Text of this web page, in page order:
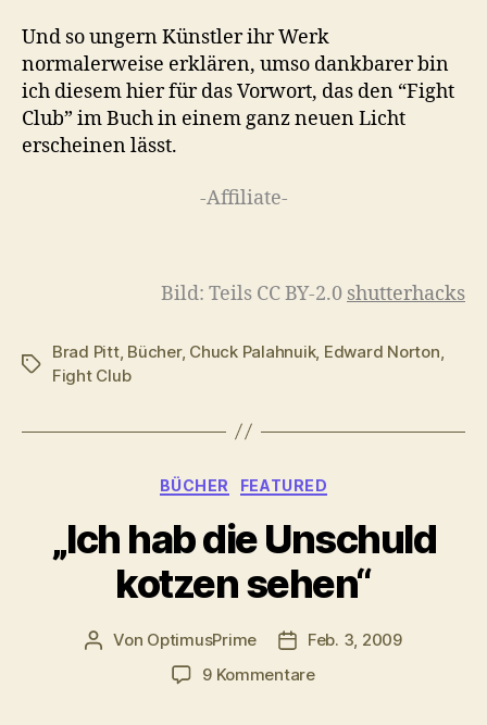
Und soungernKünstlerihrWerk
normalerweise erklären, umso dankbarer bin
ich diesem hier für das Vorwort, das den “Fight
Club” im Buch in einem ganz neuen Licht
erscheinen lässt.
-Affiliate-
Bild: Teils CC BY-2.0 shutterhacks
Schlagwörter
Brad Pitt, Bücher, Chuck Palahnuik, Edward Norton,
Fight Club
Kategorien
BÜCHER FEATURED
„Ich hab die Unschuld
kotzen sehen“
Beitragsautor
Von OptimusPrime Veröffentlichungsdatum
Feb. 3, 2009
9 Kommentarezu